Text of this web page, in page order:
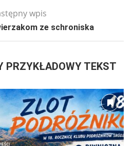
wpis
ze schroniska
PRZYKŁADOWY TEKST